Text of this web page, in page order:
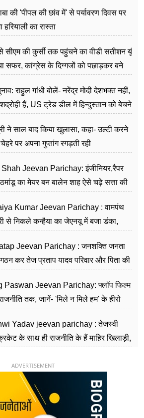
की 'पीपल की छांव में' से पर्यावरण दिवस पर
हरियाली का रास्ता
सीएम की कुर्सी तक पहुंचने का वीडी सतीशन यूं
सफर, कांग्रेस के दिग्गजों को पछाड़कर बने
राहुल गांधी बोलें- नरेंद्र मोदी देशभक्त नहीं,
हैं, US ट्रेड डील में हिन्दुस्तान को बेचने
ने साल बाद किया खुलासा, कहा- उल्टी करने
पर अपना गुप्तांग रगड़ती रही
Jeevan Parichay: इंजीनियर,रैपर
का मेयर बन बालेन शाह ऐसे चढ़े सत्ता की
Kumar Jeevan Parichay : वामपंथ
से निकले कन्हैया का जेएनयू में बजा डंका,
Jeevan Parichay : जनशक्ति जनता
कर तेज प्रताप यादव परिवार और पिता की
Paswan Jeevan Parichay: फ्लॉप फिल्म
तक, जानें- 'मिले न मिले हम' के हीरो
Yadav jeevan parichay : तेजस्वी
के साथ ही राजनीति के हैं माहिर खिलाड़ी,
ADVERTISEMENT